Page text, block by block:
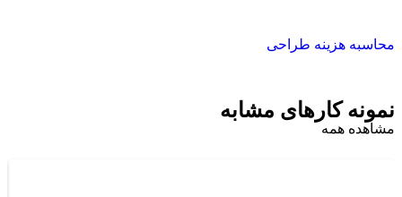
محاسبه هزینه طراحی
نمونه کارهای مشابه ​
مشاهده همه